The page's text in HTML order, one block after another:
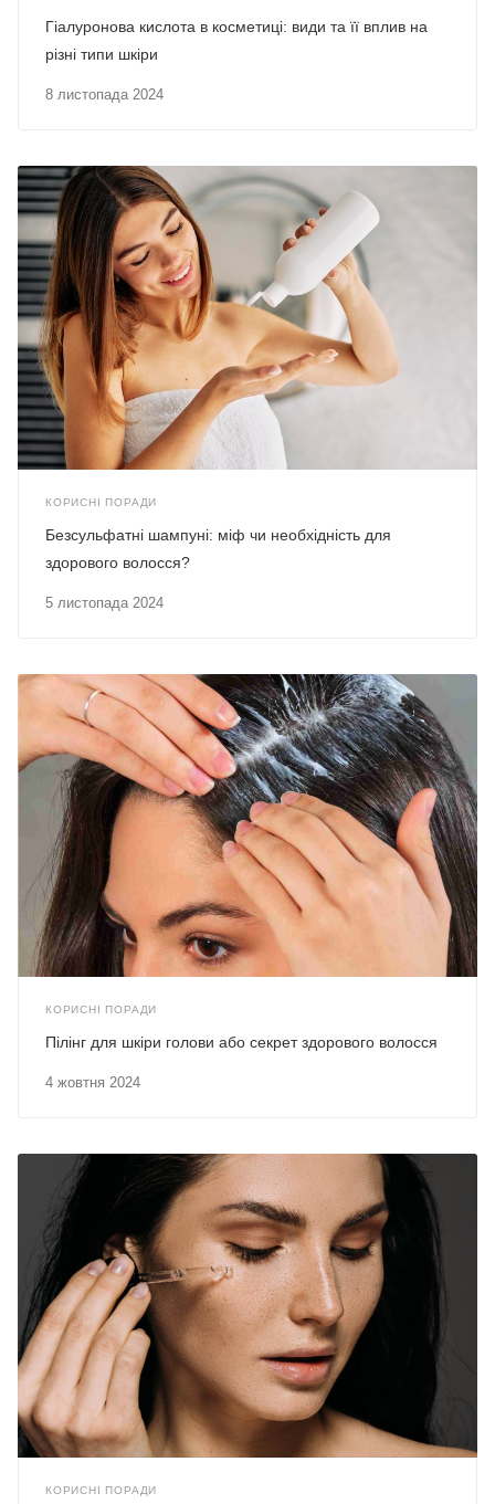
8 листопада 2024
Гіалуронова кислота в косметиці: види та її вплив на
різні типи шкіри
КОРИСНІ ПОРАДИ
5 листопада 2024
Безсульфатні шампуні: міф чи необхідність для
здорового волосся?
КОРИСНІ ПОРАДИ
4 жовтня 2024
Пілінг для шкіри голови або секрет здорового волосся
КОРИСНІ ПОРАДИ